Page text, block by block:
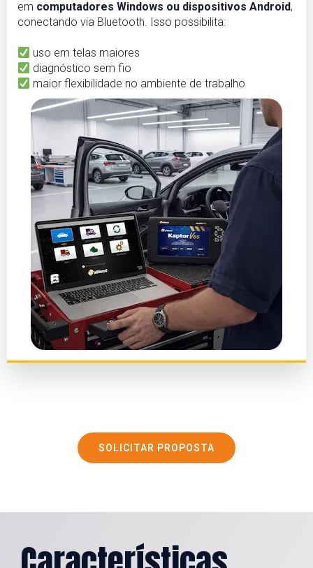
em computadores Windows ou dispositivos Android,
conectando via Bluetooth. Isso possibilita:
uso em telas maiores
diagnóstico sem fio
maior flexibilidade no ambiente de trabalho
SOLICITAR PROPOSTA